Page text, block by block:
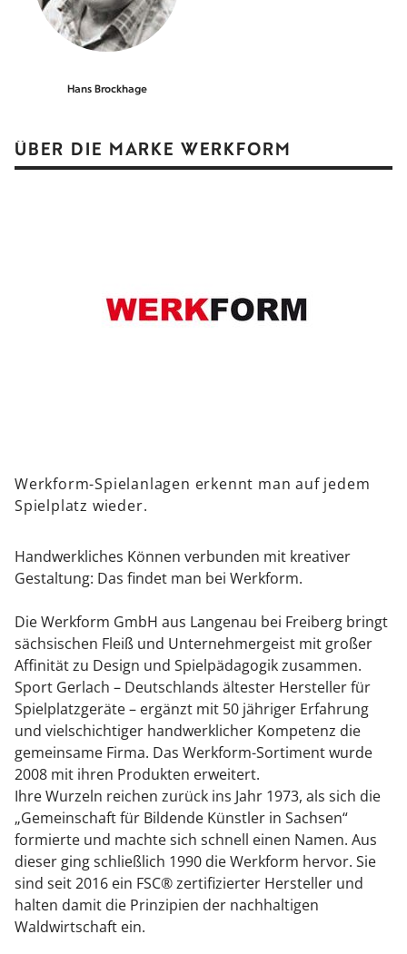
Hans Brockhage
ÜBER DIE MARKE WERKFORM
Werkform-Spielanlagen erkennt man auf jedem
Spielplatz wieder.
Handwerkliches Können verbunden mit kreativer
Gestaltung: Das findet man bei Werkform.
Die Werkform GmbH aus Langenau bei Freiberg bringt
sächsischen Fleiß und Unternehmergeist mit großer
Affinität zu Design und Spielpädagogik zusammen.
Sport Gerlach – Deutschlands ältester Hersteller für
Spielplatzgeräte – ergänzt mit 50 jähriger Erfahrung
und vielschichtiger handwerklicher Kompetenz die
gemeinsame Firma. Das Werkform-Sortiment wurde
2008 mit ihren Produkten erweitert.
Ihre Wurzeln reichen zurück ins Jahr 1973, als sich die
„Gemeinschaft für Bildende Künstler in Sachsen“
formierte und machte sich schnell einen Namen. Aus
dieser ging schließlich 1990 die Werkform hervor. Sie
sind seit 2016 ein FSC® zertifizierter Hersteller und
halten damit die Prinzipien der nachhaltigen
Waldwirtschaft ein.